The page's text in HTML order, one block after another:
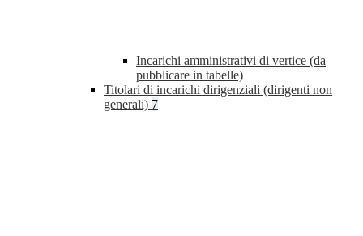
Incarichi amministrativi di vertice (da
pubblicare in tabelle)
Titolari di incarichi dirigenziali (dirigenti non
generali) 7